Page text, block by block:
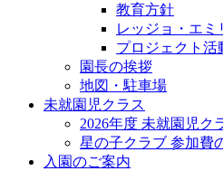
教育方針
レッジョ・エ
プロジェクト活
園長の挨拶
地図・駐車場
未就園児クラス
2026年度 未就園児ク
星の子クラブ 参加費
入園のご案内